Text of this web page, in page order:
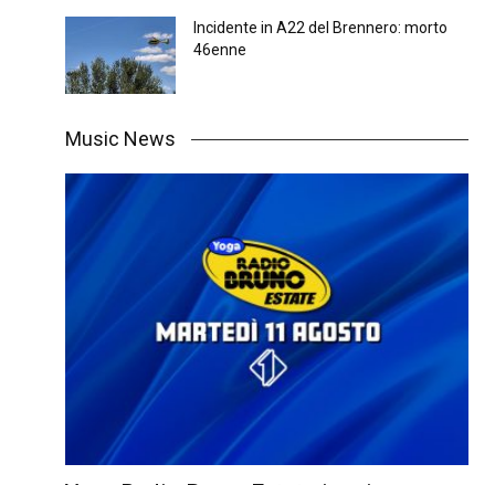
Incidente in A22 del Brennero: morto
46enne
Music News